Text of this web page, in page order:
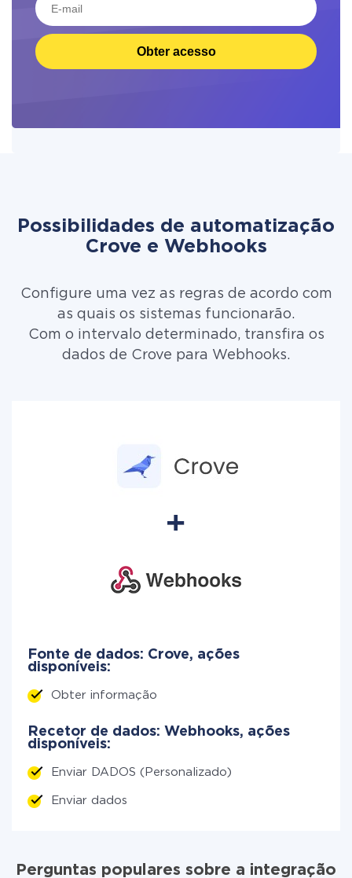
Obter acesso
Possibilidades de automatização
Crove e Webhooks
Configure uma vez as regras de acordo com
as quais os sistemas funcionarão.
Com o intervalo determinado, transfira os
dados de Crove para Webhooks.
Fonte de dados: Crove, ações
disponíveis:
Obter informação
Recetor de dados: Webhooks, ações
disponíveis:
Enviar DADOS (Personalizado)
Enviar dados
Perguntas populares sobre a integração